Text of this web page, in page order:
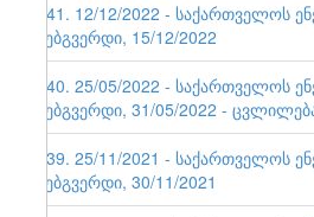
141. 12/12/2022 - საქართველოს
ვებგვერდი, 15/12/2022
140. 25/05/2022 - საქართველოს
ვებგვერდი, 31/05/2022 -
139. 25/11/2021 - საქართველოს
ვებგვერდი, 30/11/2021